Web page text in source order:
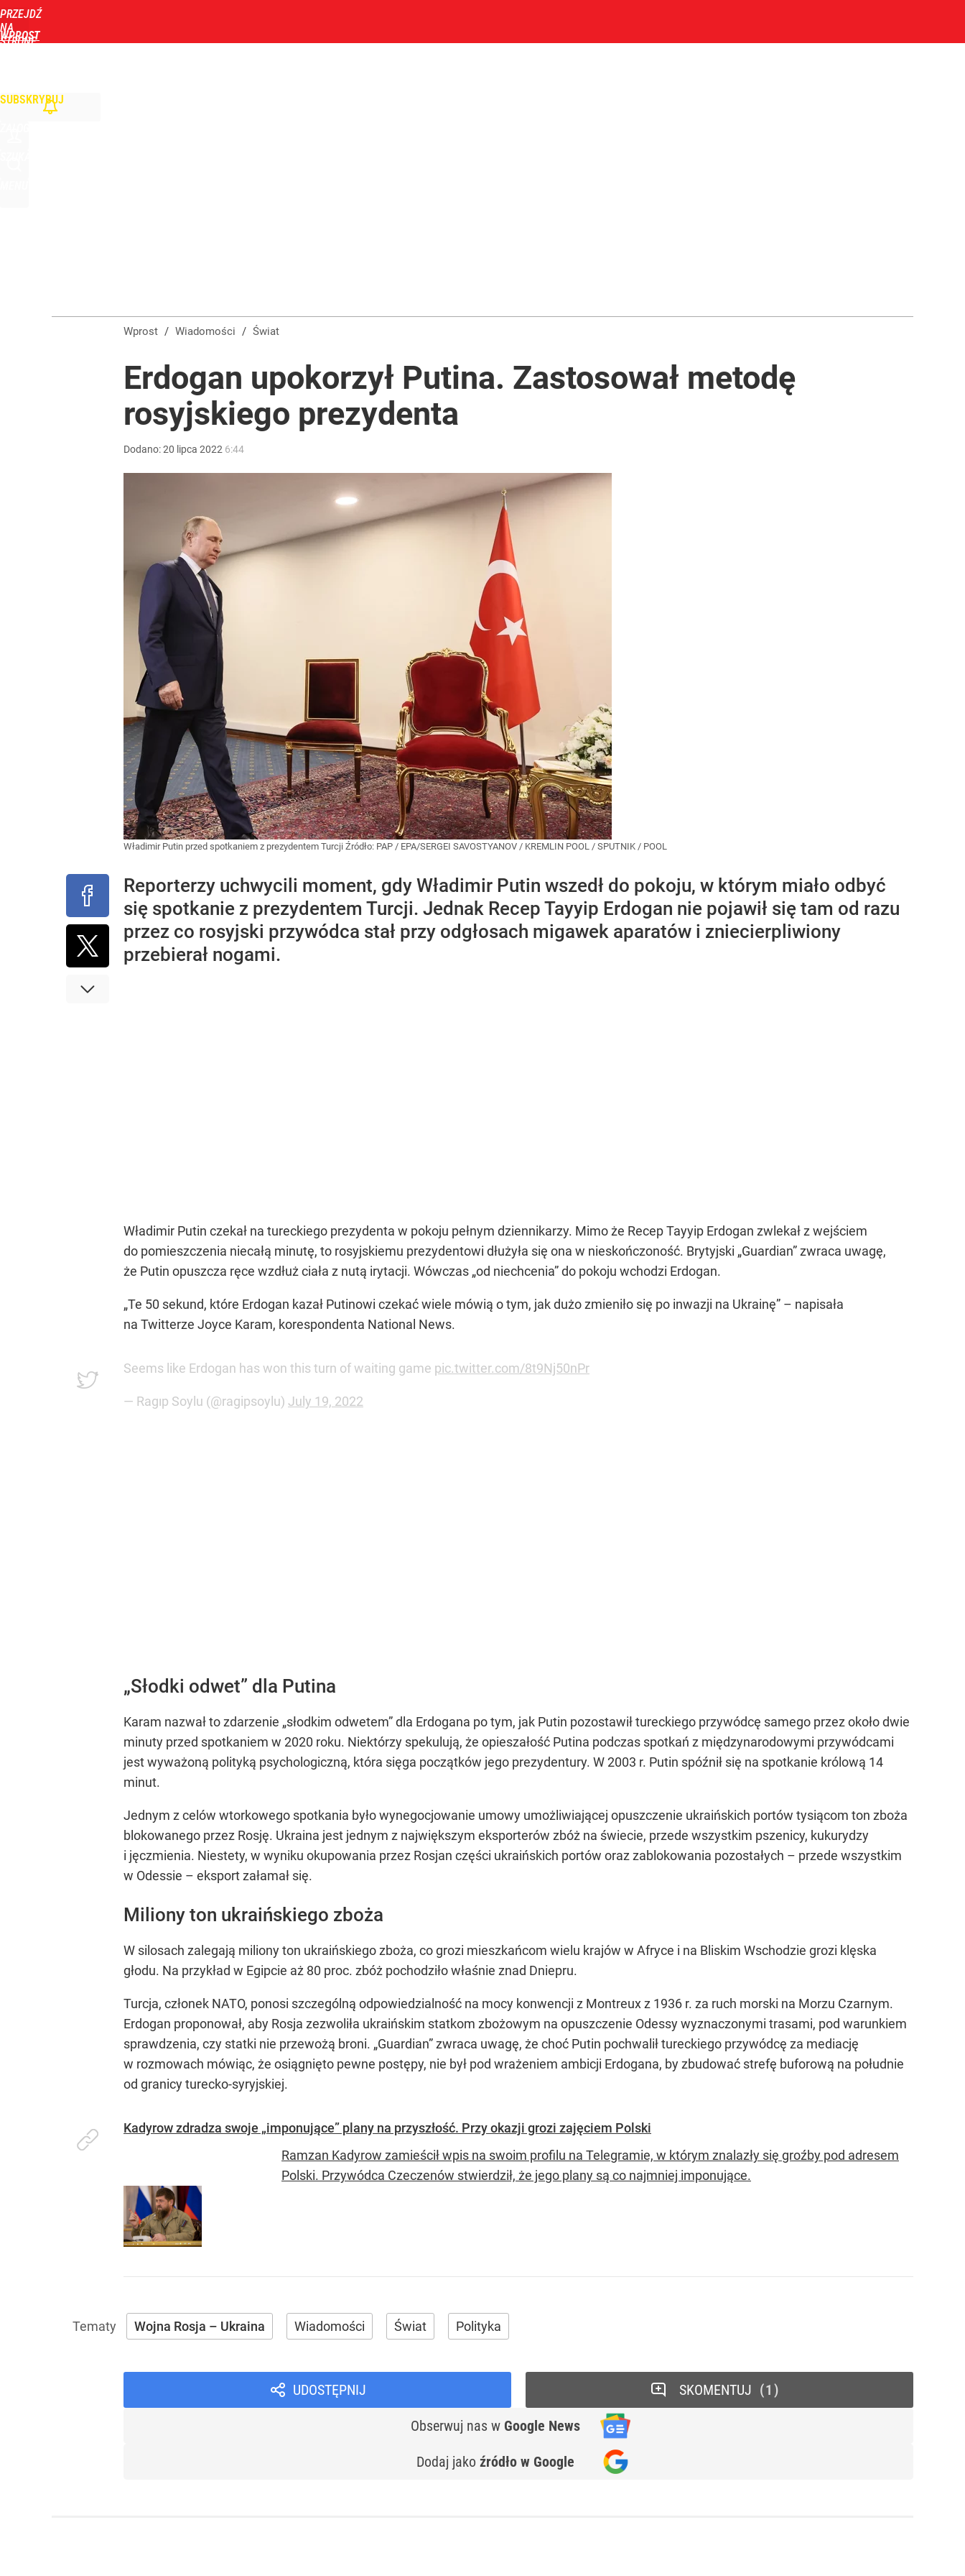
PRZEJDŹ
NA
STRONĘ
WPROST
SUBSKRYBUJ
Wprost / Wiadomości / Świat
Erdogan upokorzył Putina. Zastosował metodę
rosyjskiego prezydenta
Dodano:20 lipca 2022 6:44
Władimir Putin przed spotkaniem z prezydentem Turcji Źródło: PAP / EPA/SERGEI SAVOSTYANOV / KREMLIN POOL / SPUTNIK / POOL
Reporterzy uchwycili moment, gdy Władimir Putin wszedł do pokoju, w którym miało odbyć
się spotkanie z prezydentem Turcji. Jednak Recep Tayyip Erdogan nie pojawił się tam od razu
przez co rosyjski przywódca stał przy odgłosach migawek aparatów i zniecierpliwiony
przebierał nogami.
Władimir Putin czekał na tureckiego prezydenta w pokoju pełnym dziennikarzy. Mimo że Recep Tayyip Erdogan zwlekał z wejściem
do pomieszczenia niecałą minutę, to rosyjskiemu prezydentowi dłużyła się ona w nieskończoność. Brytyjski „Guardian”zwraca uwagę,
że Putin opuszcza ręce wzdłuż ciała z nutą irytacji. Wówczas „od niechcenia”do pokoju wchodzi Erdogan.
„Te 50 sekund, które Erdogan kazał Putinowi czekać wiele mówią o tym, jak dużo zmieniło się po inwazji na Ukrainę” – napisała
na Twitterze Joyce Karam, korespondenta National News.
Seems like Erdogan has won this turn of waiting game pic.twitter.com/8t9Nj50nPr
— Ragıp Soylu (@ragipsoylu) July 19, 2022
„Słodki odwet” dla Putina
Karam nazwał to zdarzenie „słodkim odwetem” dla Erdogana po tym, jak Putin pozostawił tureckiego przywódcę samego przez około dwie
minuty przed spotkaniem w 2020 roku. Niektórzy spekulują, że opieszałość Putina podczas spotkań z międzynarodowymi przywódcami
jest wyważoną polityką psychologiczną, która sięga początków jego prezydentury. W 2003 r. Putin spóźnił się na spotkanie królową 14
minut.
Jednym z celów wtorkowego spotkania było wynegocjowanie umowy umożliwiającej opuszczenie ukraińskich portów tysiącom ton zboża
blokowanego przez Rosję. Ukraina jest jednym z największym eksporterów zbóż na świecie, przede wszystkim pszenicy, kukurydzy
i jęczmienia. Niestety, w wyniku okupowania przez Rosjan części ukraińskich portów oraz zablokowania pozostałych – przede wszystkim
w Odessie – eksport załamał się.
Miliony ton ukraińskiego zboża
W silosach zalegają miliony ton ukraińskiego zboża, co grozi mieszkańcom wielu krajów w Afryce i na Bliskim Wschodzie grozi klęska
głodu. Na przykład w Egipcie aż 80 proc. zbóż pochodziło właśnie znad Dniepru.
Turcja, członek NATO, ponosi szczególną odpowiedzialność na mocy konwencji z Montreux z 1936 r. za ruch morski na Morzu Czarnym.
Erdogan proponował, aby Rosja zezwoliła ukraińskim statkom zbożowym na opuszczenie Odessy wyznaczonymi trasami, pod warunkiem
sprawdzenia, czy statki nie przewożą broni. „Guardian” zwraca uwagę, że choć Putin pochwalił tureckiego przywódcę za mediację
w rozmowach mówiąc, że osiągnięto pewne postępy, nie był pod wrażeniem ambicji Erdogana, by zbudować strefę buforową na południe
od granicy turecko-syryjskiej.
Kadyrow zdradza swoje „imponujące” plany na przyszłość. Przy okazji grozi zajęciem Polski
Ramzan Kadyrow zamieścił wpis na swoim profilu na Telegramie, w którym znalazły się groźby pod adresem
Polski. Przywódca Czeczenów stwierdził, że jego plany są co najmniej imponujące.
Wojna Rosja – Ukraina Wiadomości Świat Polityka
UDOSTĘPNIJ
Obserwuj nas w Google News
Dodaj jako źródło w Google
SKOMENTUJ 1